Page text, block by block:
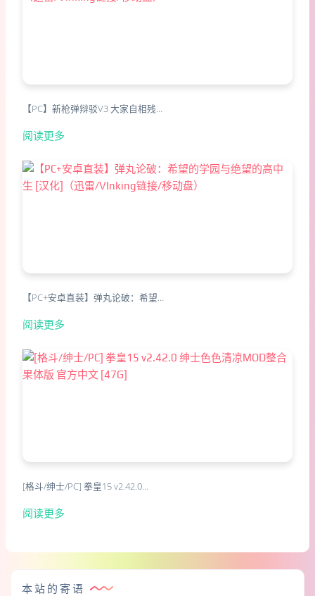
【PC】新枪弹辩驳V3 大家自相残…
阅读更多
【PC+安卓直装】弹丸论破：希望…
阅读更多
[格斗/绅士/PC] 拳皇15 v2.42.0…
阅读更多
本站的寄语